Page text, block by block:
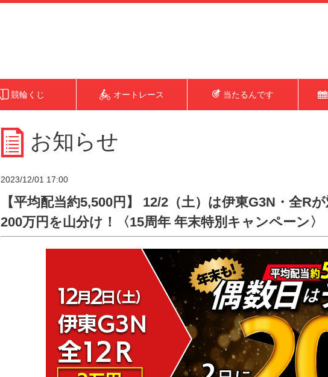
競輪くじ オートレース 当たるんです
お知らせ
2023/12/01 17:00
【平均配当約5,500円】 12/2（土）は伊東G3N・全R
200万円を山分け！〈15周年 年末特別キャンペーン〉